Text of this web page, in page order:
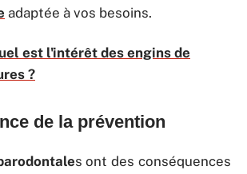
adaptée à vos besoins.
est l'intérêt des engins de
?
de la prévention
s ont des conséquences